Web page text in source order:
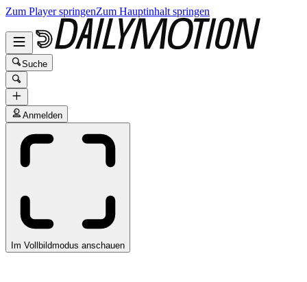
Zum Player springenZum Hauptinhalt springen
Suche
Anmelden
Im Vollbildmodus anschauen